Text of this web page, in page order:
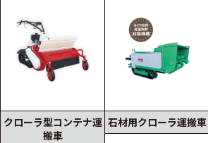
クローラ型コンテナ運
搬車
石材用クローラ運搬車